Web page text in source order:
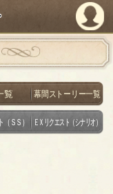
PandoraPartyProject
覧 幕間ストーリー一覧
ＳＳ） ＥＸリクエスト（シナリオ）